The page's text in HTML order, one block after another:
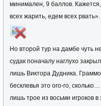
минимален, 9 баллов.
всех жарить, едем всех
Но второй тур на дамбе чуть
судак поначалу наглухо
лишь Виктора Дудника.
бесклевья это ого-го,
лишь трое из восьми игроков